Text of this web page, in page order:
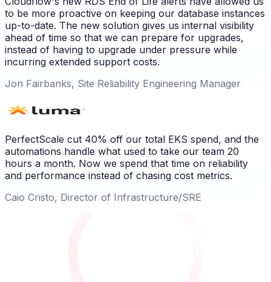
to be more proactive on keeping our database instances
up-to-date. The new solution gives us internal visibility
ahead of time so that we can prepare for upgrades,
instead of having to upgrade under pressure while
incurring extended support costs.
Jon Fairbanks, Site Reliability Engineering Manager
PerfectScale cut 40% off our total EKS spend, and the
automations handle what used to take our team 20
hours a month. Now we spend that time on reliability
and performance instead of chasing cost metrics.
Caio Cristo, Director of Infrastructure/SRE